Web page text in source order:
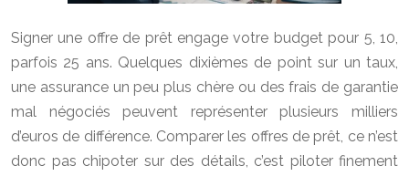
Signer une offre de prêt engage votre budget pour 5, 10,
parfois 25 ans. Quelques dixièmes de point sur un taux,
une assurance un peu plus chère ou des frais de garantie
mal négociés peuvent représenter plusieurs milliers
d’euros de différence. Comparer les offres de prêt, ce n’est
donc pas chipoter sur des détails, c’est piloter finement